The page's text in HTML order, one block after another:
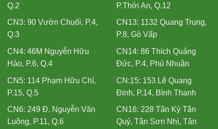
Q.2
CN3: 90 Vườn Chuối, P.4,
Q.3
CN4: 46M Nguyễn Hữu
Hào, P.6, Q.4
CN5: 114 Phạm Hữu Chí,
P.15, Q.5
CN6: 249 Đ. Nguyễn Văn
Luông, P.11, Q.6
P.Thới An, Q.12
CN13: 1132 Quang Trung,
P.8, Gò Vấp
CN14: 86 Thích Quảng
Đức, P.4, Phú Nhuận
CN:15: 153 Lê Quang
Định, P.14, Bình Thạnh
CN16: 228 Tân Kỳ Tân
Quý, Tân Sơn Nhì, Tân